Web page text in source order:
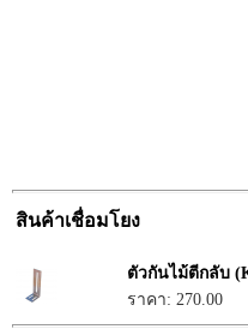
สินค้าเชื่อมโยง
ตัวกันไม้ตีกลับ
ราคา: 270.00